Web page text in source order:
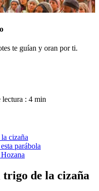
te guían y oran por ti.
lectura : 4 min
cizaña
parábola
trigo de la cizaña